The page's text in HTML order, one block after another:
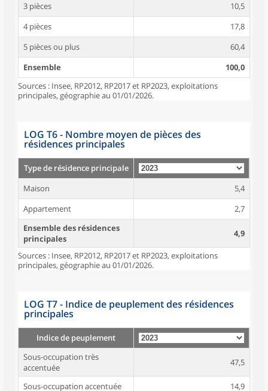
3 pièces
10,5
4 pièces
17,8
5 pièces ou plus
60,4
Ensemble
100,0
Sources : Insee, RP2012, RP2017 et RP2023, exploitations
principales, géographie au 01/01/2026.
LOG T6 - Nombre moyen de pièces des
résidences principales
Type de résidence principale
Maison
5,4
Appartement
2,7
Ensemble des résidences
principales
4,9
Sources : Insee, RP2012, RP2017 et RP2023, exploitations
principales, géographie au 01/01/2026.
LOG T7 - Indice de peuplement des résidences
principales
Indice de peuplement
Sous-occupation très
accentuée
47,5
Sous-occupation accentuée
14,9